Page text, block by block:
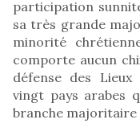
participation
sa très grande
minorité
comporte aucun
défense des Lieux
vingt pays arabes
branche majoritaire